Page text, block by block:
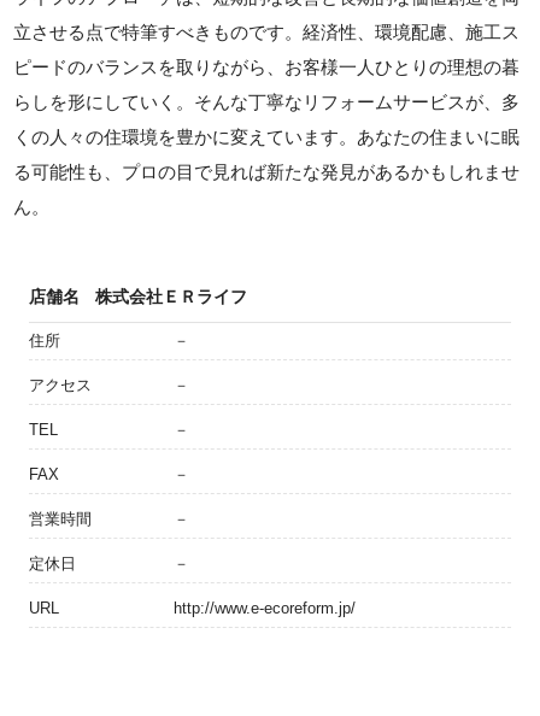
立させる点で特筆すべきものです。経済性、環境配慮、施工ス
ピードのバランスを取りながら、お客様一人ひとりの理想の暮
らしを形にしていく。そんな丁寧なリフォームサービスが、多
くの人々の住環境を豊かに変えています。あなたの住まいに眠
る可能性も、プロの目で見れば新たな発見があるかもしれませ
ん。
店舗名 株式会社ＥＲライフ
住所 －
アクセス －
TEL －
FAX －
営業時間 －
定休日 －
URL http://www.e-ecoreform.jp/